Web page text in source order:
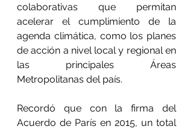
colaborativas que permitan
acelerar el cumplimiento de la
agenda climática, como los planes
de acción a nivel local y regional en
las principales Áreas
Metropolitanas del país.
Recordó que con la firma del
Acuerdo de París en 2015, un total